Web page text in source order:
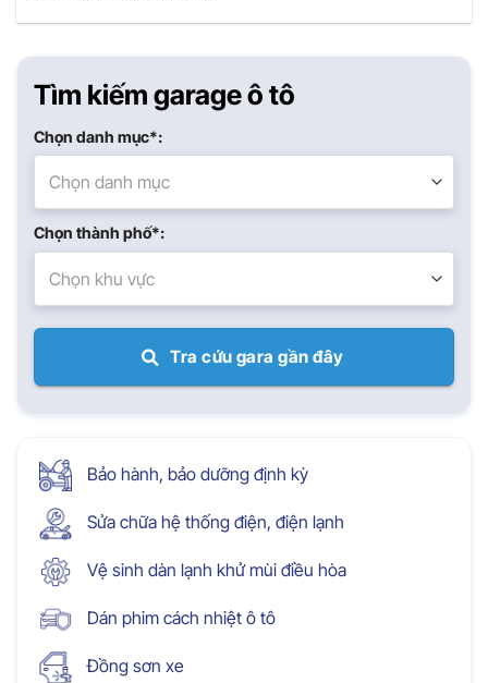
Tìm kiếm garage ô tô
Chọn danh mục*:
Chọn danh mục
Chọn thành phố*:
Chọn khu vực
Tra cứu gara gần đây
Bảo hành, bảo dưỡng định kỳ
Sửa chữa hệ thống điện, điện lạnh
Vệ sinh dàn lạnh khử mùi điều hòa
Dán phim cách nhiệt ô tô
Đồng sơn xe